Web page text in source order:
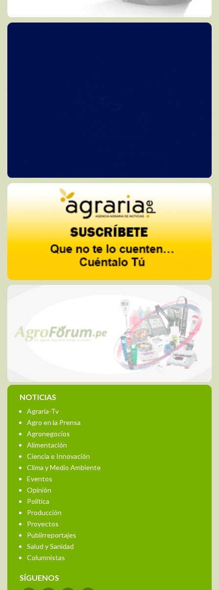
NOTICIAS
Agraria-Tv
Agro en la Prensa
Agronegocios
Alimentación
Ciencia e Innovación
Clima y Medio Ambiente
Eventos
Opinión
Política
Producción
Proyectos
Publirreportajes
Salud y Sanidad
Columnistas
SÍGUENOS